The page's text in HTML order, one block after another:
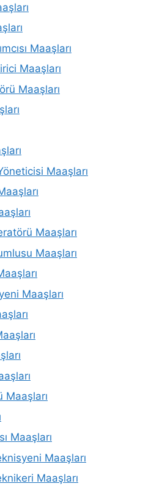
Maaşları
Maaşları
Maaşları
Maaşları
Maaşları
Maaşları
Maaşları
Maaşları
Maaşları
Maaşları
Maaşları